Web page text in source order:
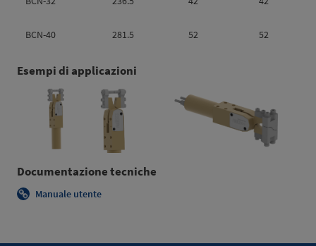
BCN-40 281.5 52 52
Esempi di applicazioni
Documentazione tecniche
Manuale utente